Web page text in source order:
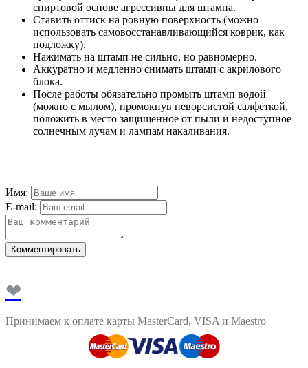
спиртовой основе агрессивны для штампа.
Ставить оттиск на ровную поверхность (можно
использовать самовосстанавливающийся коврик, как
подложку).
Нажимать на штамп не сильно, но равномерно.
Аккуратно и медленно снимать штамп с акрилового
блока.
После работы обязательно промыть штамп водой
(можно с мылом), промокнув неворсистой салфеткой,
положить в место защищенное от пыли и недоступное
солнечным лучам и лампам накаливания.
Имя:
E-mail:
Комментировать
❤
Принимаем к оплате карты MasterCard, VISA и Maestro